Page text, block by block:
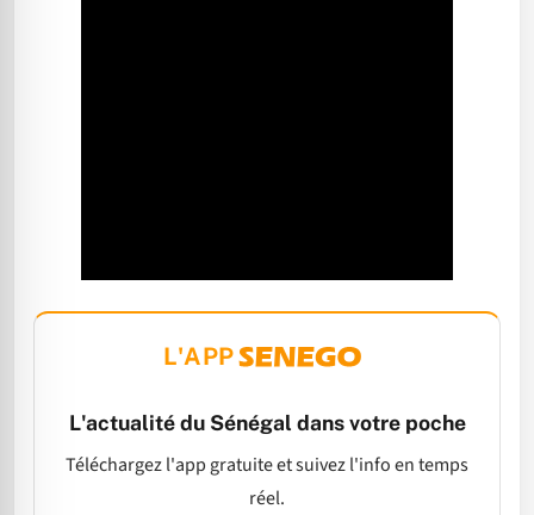
L'APP
L'actualité du Sénégal dans votre poche
Téléchargez l'app gratuite et suivez l'info en temps
réel.